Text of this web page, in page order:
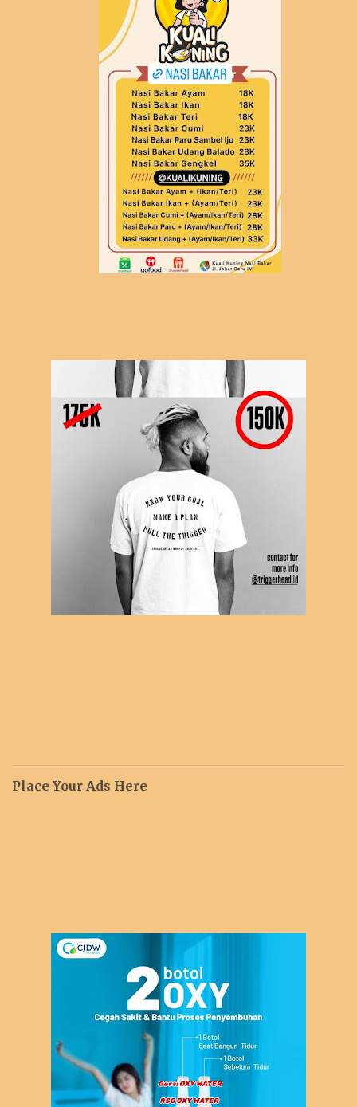
Place Your Ads Here